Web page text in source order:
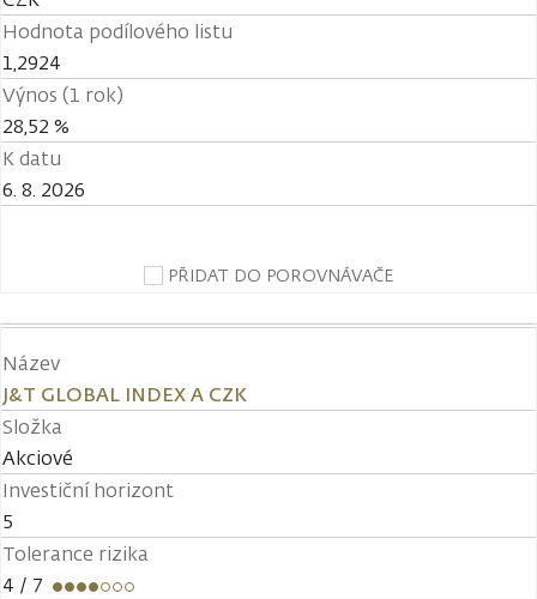
Hodnota podílového listu
1,2924
Výnos (1 rok)
28,52 %
K datu
6. 8. 2026
PŘIDAT DO POROVNÁVAČE
Název
J&T GLOBAL INDEX A CZK
Složka
Akciové
Investiční horizont
5
Tolerance rizika
4 / 7